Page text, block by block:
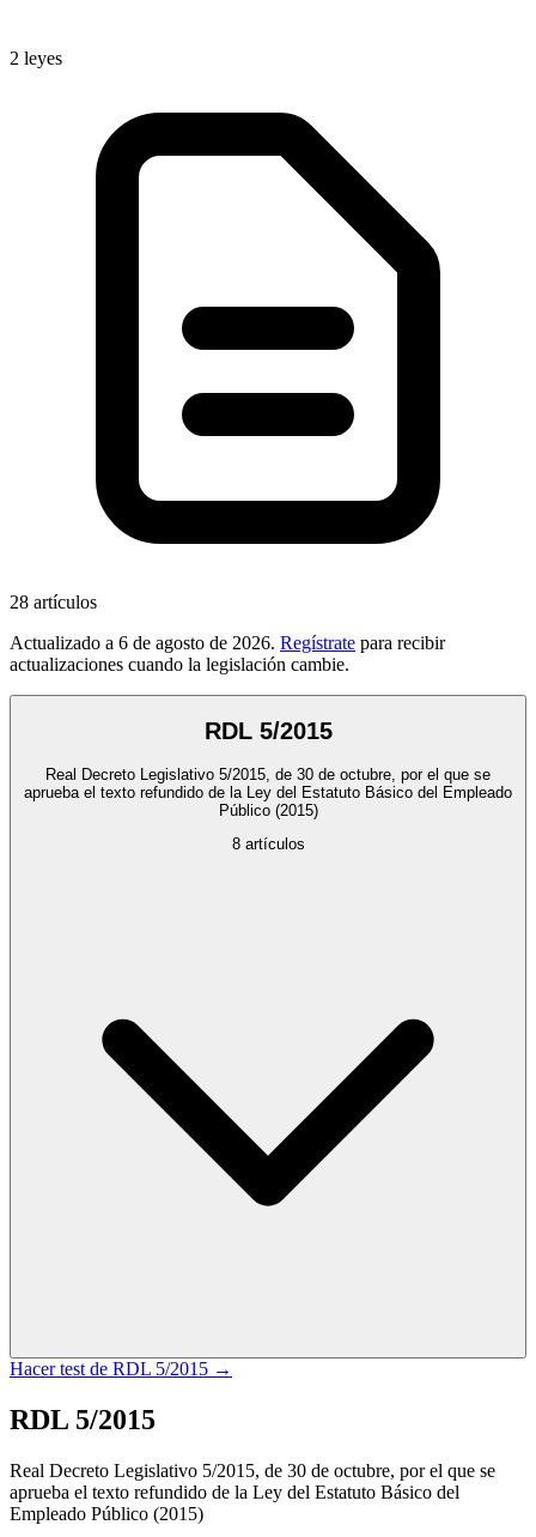
2 leyes
28 artículos
Actualizado a 6 de agosto de 2026. Regístrate para recibir
actualizaciones cuando la legislación cambie.
RDL 5/2015
Real Decreto Legislativo 5/2015, de 30 de octubre, por el que se
aprueba el texto refundido de la Ley del Estatuto Básico del Empleado
Público (2015)
8artículos
Hacer test de RDL 5/2015 →
RDL 5/2015
Real Decreto Legislativo 5/2015, de 30 de octubre, por el que se
aprueba el texto refundido de la Ley del Estatuto Básico del
Empleado Público (2015)